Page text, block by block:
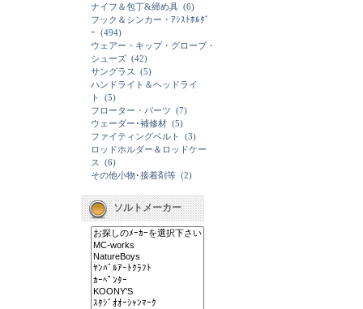
ナイフ＆包丁&締め具 (6)
フック＆シンカー・ｱｼｽﾄﾎﾙﾀﾞ
ｰ (494)
ウェアー・キップ・グローブ・
シューズ (42)
サングラス
(5)
ハンドライト＆ヘッドライ
ト
(5)
フローター・パーツ (7)
ウェーダー･補修材 (5)
ファイティングベルト
(3)
ロッドホルダー＆ロッドケー
ス
(6)
その他小物･接着剤等 (2)
ソルトメーカー